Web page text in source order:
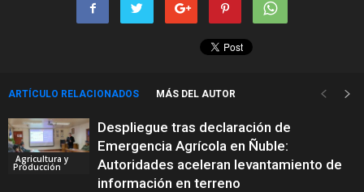
ARTÍCULO RELACIONADOS MÁS DEL AUTOR
Agricultura y
Producción
Despliegue tras declaración de
Emergencia Agrícola en Ñuble:
Autoridades aceleran levantamiento de
información en terreno